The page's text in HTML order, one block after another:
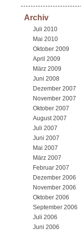
Archiv
Juli 2010
Mai 2010
Oktober 2009
April 2009
März 2009
Juni 2008
Dezember 2007
November 2007
Oktober 2007
August 2007
Juli 2007
Juni 2007
Mai 2007
März 2007
Februar 2007
Dezember 2006
November 2006
Oktober 2006
September 2006
Juli 2006
Juni 2006